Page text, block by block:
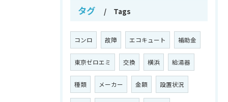
タグ Tags
コンロ 故障 エコキュート 補助金
東京ゼロエミ 交換 横浜 給湯器
種類 メーカー 金額 設置状況